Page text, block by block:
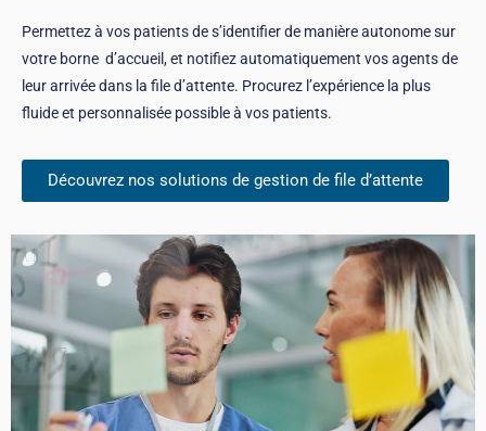
Permettez à vos patients de s’identifier de manière autonome sur
votre borne d’accueil, et notifiez automatiquement vos agents de
leur arrivée dans la file d’attente. Procurez l’expérience la plus
fluide et personnalisée possible à vos patients.
Découvrez nos solutions de gestion de file d’attente